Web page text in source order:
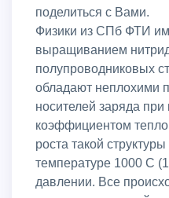
поделиться с Вами.
Физики из СПб ФТИ
выращиванием
полупроводниковых
обладают неплохими
носителей заряда
коэффициентом
роста такой
температуре 1000 С
давлении. Все